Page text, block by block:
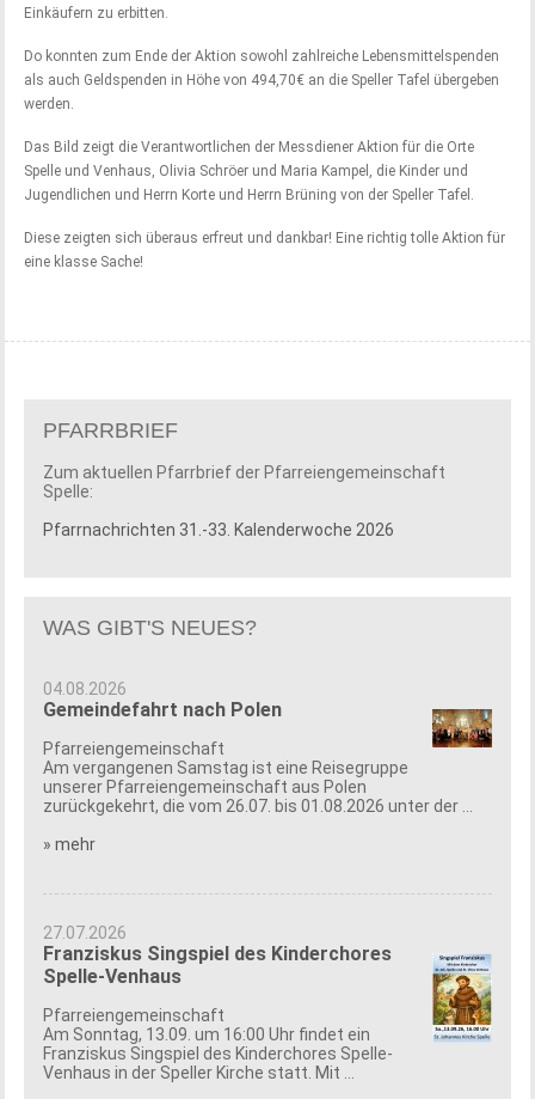
Einkäufern zu erbitten.
Do konnten zum Ende der Aktion sowohl zahlreiche Lebensmittelspenden
als auch Geldspenden in Höhe von 494,70€ an die Speller Tafel übergeben
werden.
Das Bild zeigt die Verantwortlichen der Messdiener Aktion für die Orte
Spelle und Venhaus, Olivia Schröer und Maria Kampel, die Kinder und
Jugendlichen und Herrn Korte und Herrn Brüning von der Speller Tafel.
Diese zeigten sich überaus erfreut und dankbar! Eine richtig tolle Aktion für
eine klasse Sache!
PFARRBRIEF
Zum aktuellen Pfarrbrief der Pfarreiengemeinschaft
Spelle:
Pfarrnachrichten 31.-33. Kalenderwoche 2026
WAS GIBT'S NEUES?
04.08.2026
Gemeindefahrt nach Polen
Pfarreiengemeinschaft
Am vergangenen Samstag ist eine Reisegruppe
unserer Pfarreiengemeinschaft aus Polen
zurückgekehrt, die vom 26.07. bis 01.08.2026 unter der ...
» mehr
27.07.2026
Franziskus Singspiel des Kinderchores
Spelle-Venhaus
Pfarreiengemeinschaft
Am Sonntag, 13.09. um 16:00 Uhr findet ein
Franziskus Singspiel des Kinderchores Spelle-
Venhaus in der Speller Kirche statt. Mit ...